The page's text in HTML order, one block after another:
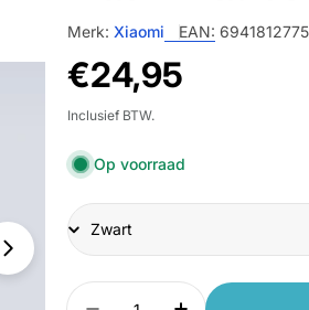
Merk: Xiaomi EAN:
Normale
prijs
€24,95
Inclusief BTW.
Op voorraad
Title
Aantal